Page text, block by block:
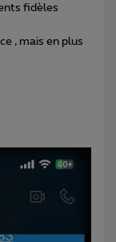
fidèles
, mais en plus